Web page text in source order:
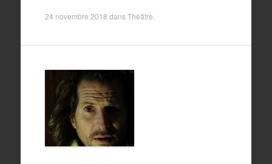
24 novembre 2018 dansThéâtre